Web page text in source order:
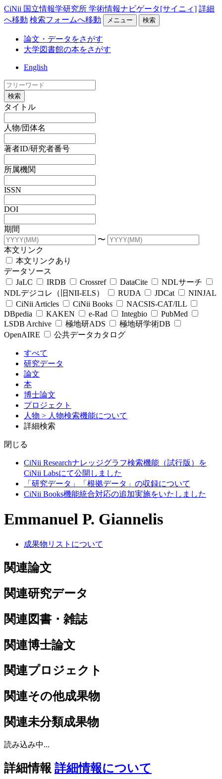
CiNii 国立情報学研究所 学術情報ナビゲータ[サイニィ] 詳細
へ移動 検索フォームへ移動 メニュー 検索
論文・データをさがす
大学図書館の本をさがす
English
検索
タイトル
人物/団体名
著者ID/研究者番号
所属機関
ISSN
DOI
期間
〜
本文リンク
本文リンクあり
データソース
JaLC
IRDB Crossref DataCite
NDLサーチ
NDLデジコレ（旧NII-ELS）
RUDA JDCat
NINJAL
CiNii Articles
CiNii Books
NACSIS-CAT/ILL
DBpedia
KAKEN e-Rad Integbio
PubMed
LSDB Archive
極地研ADS
極地研学術DB
OpenAIRE
公共データカタログ
すべて
研究データ
論文
本
博士論文
プロジェクト
人物 > 人物検索機能について
詳細検索
閉じる
CiNii Researchナレッジグラフ検索機能（試行版）を
CiNii Labsにて公開しました
「研究データ」「根拠データ」の収録について
CiNii Books機能統合対応の追加実施をいたしました
Emmanuel P. Giannelis
成果物リストについて
関連論文
関連研究データ
関連図書・雑誌
関連博士論文
関連プロジェクト
関連その他成果物
関連未分類成果物
読み込み中...
詳細情報 詳細情報について